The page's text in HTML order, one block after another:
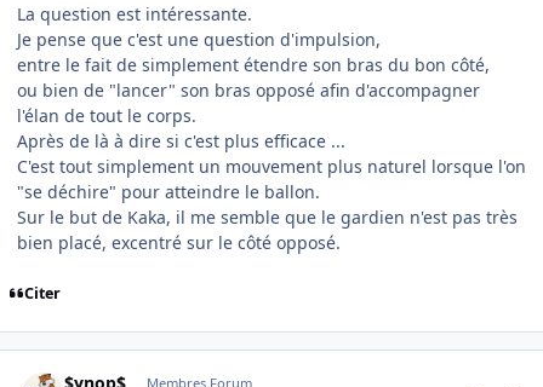
La question est intéressante.
Je pense que c'est une question d'impulsion,
entre le fait de simplement étendre son bras du bon côté,
ou bien de "lancer" son bras opposé afin d'accompagner
l'élan de tout le corps.
Après de là à dire si c'est plus efficace ...
C'est tout simplement un mouvement plus naturel lorsque l'on
"se déchire" pour atteindre le ballon.
Sur le but de Kaka, il me semble que le gardien n'est pas très
bien placé, excentré sur le côté opposé.
Citer
Membres Forum